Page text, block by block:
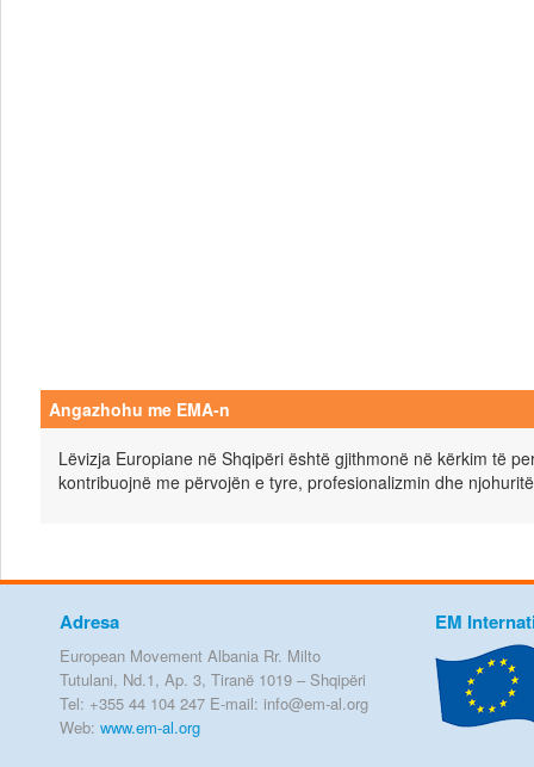
Angazhohu me EMA-n
Lëvizja Europiane në Shqipëri është gjithmonë në kërkim të
kontribuojnë me përvojën e tyre, profesionalizmin dhe
Adresa
European Movement Albania Rr. Milto
Tutulani, Nd.1, Ap. 3, Tiranë 1019 – Shqipëri
Tel: +355 44 104 247 E-mail: info@em-al.org
Web: www.em-al.org
EM